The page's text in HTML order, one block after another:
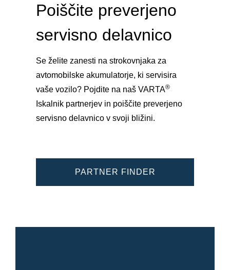
Poiščite preverjeno
servisno delavnico
Se želite zanesti na strokovnjaka za
avtomobilske akumulatorje, ki servisira
vaše vozilo? Pojdite na naš VARTA®
Iskalnik partnerjev in poiščite preverjeno
servisno delavnico v svoji bližini.
PARTNER FINDER